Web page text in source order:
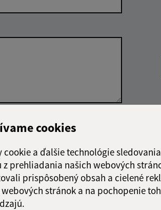
cookies
cookie a ďalšie technológie
z prehliadania našich webových
prispôsobený obsah a cielené
stránok a na pochopenie
Google reCaptcha Response
Odoslať